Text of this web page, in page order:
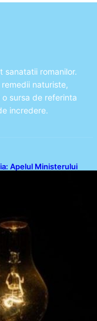
sanatatii romanilor.
naturiste,
sursa de referinta
incredere.
Apelul Ministerului